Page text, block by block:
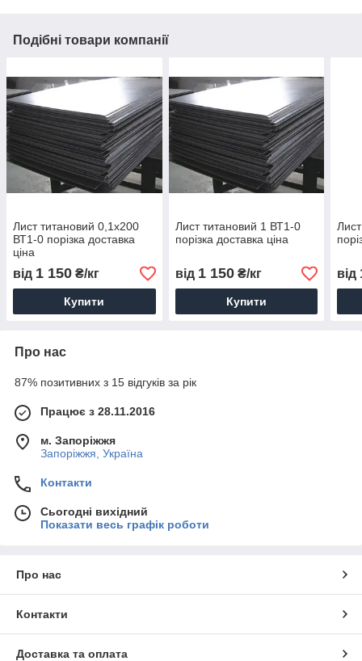
Подібні товари компанії
Лист титановий 0,1x200
ВТ1-0 порізка доставка
ціна
від 1 150 ₴/кг
Купити
Лист титановий 1 ВТ1-0
порізка доставка ціна
від 1 150₴/кг
Купити
від
Про нас
87% позитивних з 15 відгуків за рік
Працює з 28.11.2016
м. Запоріжжя
Запоріжжя, Україна
Контакти
Сьогодні вихідний
Показати весь графік роботи
Про нас
Контакти
Доставка та оплата